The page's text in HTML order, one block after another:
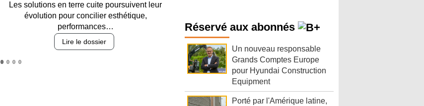
Entre circulation, sécurisation des accès, durabilité
des revêtements et intégration…
Lire le dossier Réservé aux abonnés
Un nouveau responsable
Grands Comptes Europe
pour Hyundai Construction
Equipment
Porté par l'Amérique latine,